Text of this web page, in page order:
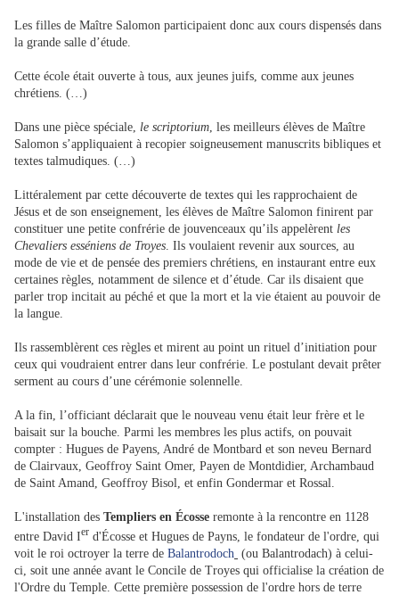
Les filles de Maître Salomon participaient donc aux cours dispensés dans
la grande salle d’étude.
Cette école était ouverte à tous, aux jeunes juifs, comme aux jeunes
chrétiens. (…)
Dans une pièce spéciale, le scriptorium, les meilleurs élèves de Maître
Salomon s’appliquaient à recopier soigneusement manuscrits bibliques et
textes talmudiques. (…)
Littéralement par cette découverte de textes qui les rapprochaient de
Jésus et de son enseignement, les élèves de Maître Salomon finirent par
constituer une petite confrérie de jouvenceaux qu’ils appelèrent les
Chevaliers esséniens de Troyes. Ils voulaient revenir aux sources, au
mode de vie et de pensée des premiers chrétiens, en instaurant entre eux
certaines règles, notamment de silence et d’étude. Car ils disaient que
parler trop incitait au péché et que la mort et la vie étaient au pouvoir de
la langue.
Ils rassemblèrent ces règles et mirent au point un rituel d’initiation pour
ceux qui voudraient entrer dans leur confrérie. Le postulant devait prêter
serment au cours d’une cérémonie solennelle.
A la fin, l’officiant déclarait que le nouveau venu était leur frère et le
baisait sur la bouche. Parmi les membres les plus actifs, on pouvait
compter : Hugues de Payens, André de Montbard et son neveu Bernard
de Clairvaux, Geoffroy Saint Omer, Payen de Montdidier, Archambaud
de Saint Amand, Geoffroy Bisol, et enfin Gondermar et Rossal.
L'installation des Templiers en Écosse remonte à la rencontre en 1128
entre David Ier d'Écosse et Hugues de Payns, le fondateur de l'ordre, qui
voit le roi octroyer la terre de Balantrodoch (ou Balantrodach) à celui-
ci, soit une année avant le Concile de Troyes qui officialise la création de
l'Ordre du Temple. Cette première possession de l'ordre hors de terre